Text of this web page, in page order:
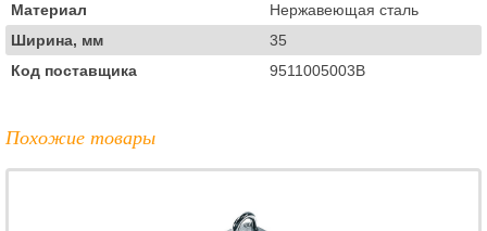
Материал
Нержавеющая сталь
Ширина, мм
35
Код поставщика
9511005003B
Похожие товары